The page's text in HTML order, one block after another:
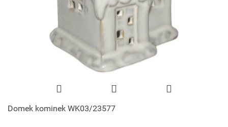
Domek kominek WK03/23577